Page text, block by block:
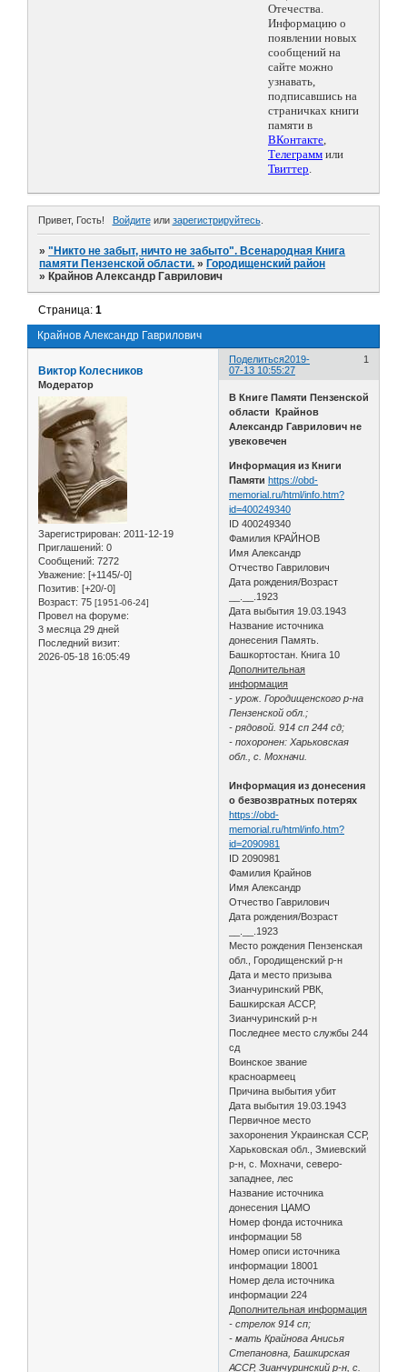
Отечества.
Информацию о
появлении новых
сообщений на
сайте можно
узнавать,
подписавшись на
страничках книги
памяти в
ВКонтакте,
Телеграмм или
Твиттер.
Привет, Гость! Войдитеили зарегистрируйтесь.
»"Никто не забыт, ничто не забыто". Всенародная Книга
памяти Пензенской области. » Городищенский район
» Крайнов Александр Гаврилович
Крайнов Александр Гаврилович
Страница:1
Поделиться 1
2019-
07-13 10:55:27
Виктор Колесников
Модератор
Зарегистрирован: 2011-12-19
Приглашений: 0
Сообщений: 7272
Уважение: [+1145/-0]
Позитив: [+20/-0]
Возраст: 75 [1951-06-24]
Провел на форуме:
3 месяца 29 дней
Последний визит:
2026-05-18 16:05:49
В Книге Памяти Пензенской
области Крайнов
Александр Гаврилович не
увековечен
Информация из Книги
Памяти https://obd-
memorial.ru/html/info.htm?
id=400249340
ID 400249340
Фамилия КРАЙНОВ
Имя Александр
Отчество Гаврилович
Дата рождения/Возраст
__.__.1923
Дата выбытия 19.03.1943
Название источника
донесения Память.
Башкортостан. Книга 10
Дополнительная
информация
- урож. Городищенского р-на
Пензенской обл.;
- рядовой. 914 сп 244 сд;
- похоронен: Харьковская
обл., с. Мохначи.
Информация из донесения
о безвозвратных потерях
https://obd-
memorial.ru/html/info.htm?
id=2090981
ID 2090981
Фамилия Крайнов
Имя Александр
Отчество Гаврилович
Дата рождения/Возраст
__.__.1923
Место рождения Пензенская
обл., Городищенский р-н
Дата и место призыва
Зианчуринский РВК,
Башкирская АССР,
Зианчуринский р-н
Последнее место службы 244
сд
Воинское звание
красноармеец
Причина выбытия убит
Дата выбытия 19.03.1943
Первичное место
захоронения Украинская ССР,
Харьковская обл., Змиевский
р-н, с. Мохначи, северо-
западнее, лес
Название источника
донесения ЦАМО
Номер фонда источника
информации 58
Номер описи источника
информации 18001
Номер дела источника
информации 224
Дополнительная информация
- стрелок 914 сп;
- мать Крайнова Анисья
Степановна, Башкирская
АССР, Зианчуринский р-н, с.